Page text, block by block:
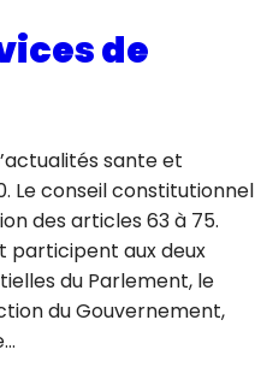
de
sante et
Le conseil constitutionnel
des articles 63 à 75.
participent aux deux
du Parlement, le
du Gouvernement,